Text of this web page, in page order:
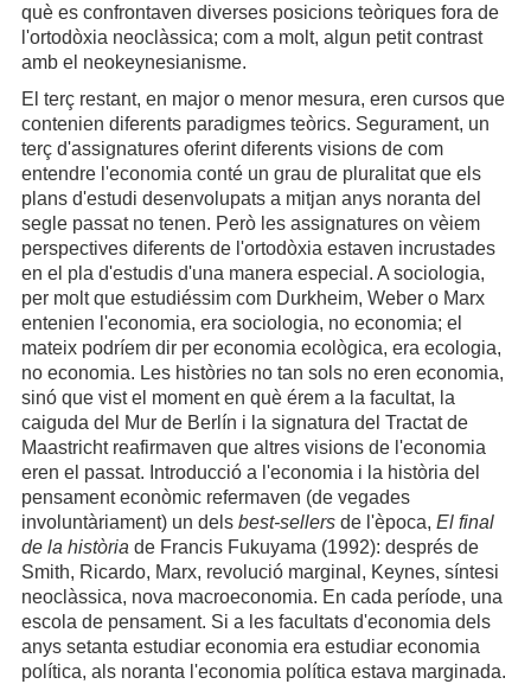
què es confrontaven diverses posicions teòriques fora de
l'ortodòxia neoclàssica; com a molt, algun petit contrast
amb el neokeynesianisme.
El terç restant, en major o menor mesura, eren cursos que
contenien diferents paradigmes teòrics. Segurament, un
terç d'assignatures oferint diferents visions de com
entendre l'economia conté un grau de pluralitat que els
plans d'estudi desenvolupats a mitjan anys noranta del
segle passat no tenen. Però les assignatures on vèiem
perspectives diferents de l'ortodòxia estaven incrustades
en el pla d'estudis d'una manera especial. A sociologia,
per molt que estudiéssim com Durkheim, Weber o Marx
entenien l'economia, era sociologia, no economia; el
mateix podríem dir per economia ecològica, era ecologia,
no economia. Les històries no tan sols no eren economia,
sinó que vist el moment en què érem a la facultat, la
caiguda del Mur de Berlín i la signatura del Tractat de
Maastricht reafirmaven que altres visions de l'economia
eren el passat. Introducció a l'economia i la història del
pensament econòmic refermaven (de vegades
involuntàriament) un dels best-sellersde l'època, El final
de la història de Francis Fukuyama (1992): després de
Smith, Ricardo, Marx, revolució marginal, Keynes, síntesi
neoclàssica, nova macroeconomia. En cada període, una
escola de pensament. Si a les facultats d'economia dels
anys setanta estudiar economia era estudiar economia
política, als noranta l'economia política estava marginada.